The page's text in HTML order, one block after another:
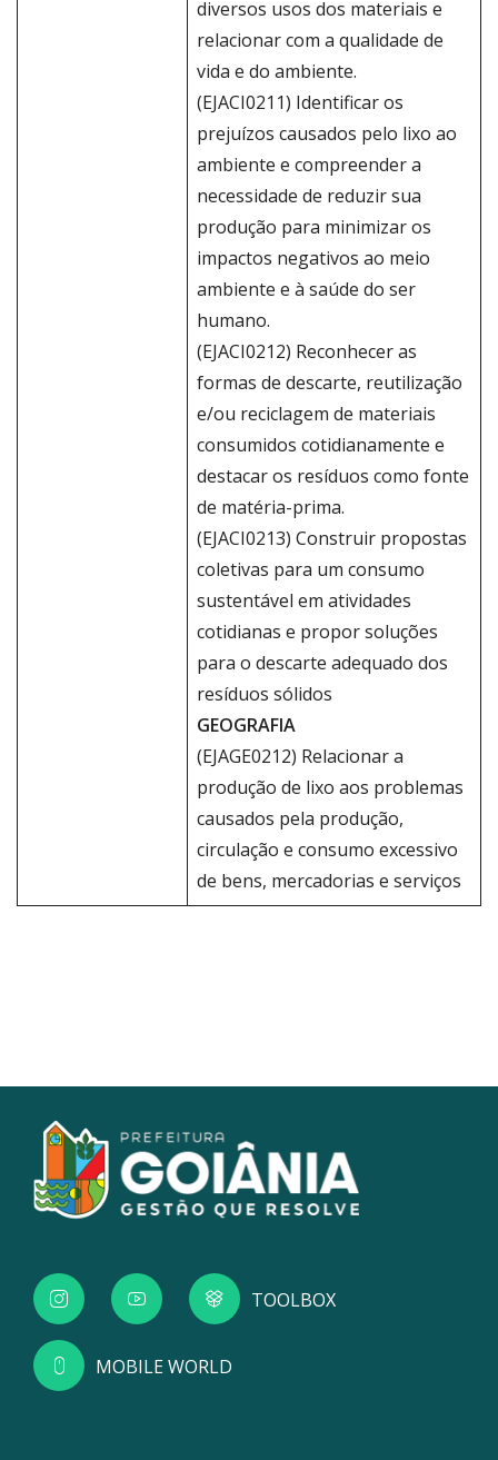
diversos usos dos materiais e
relacionar com a qualidade de
vida e do ambiente.
(EJACI0211) Identificar os
prejuízos causados pelo lixo ao
ambiente e compreender a
necessidade de reduzir sua
produção para minimizar os
impactos negativos ao meio
ambiente e à saúde do ser
humano.
(EJACI0212) Reconhecer as
formas de descarte, reutilização
e/ou reciclagem de materiais
consumidos cotidianamente e
destacar os resíduos como fonte
de matéria-prima.
(EJACI0213) Construir propostas
coletivas para um consumo
sustentável em atividades
cotidianas e propor soluções
para o descarte adequado dos
resíduos sólidos
GEOGRAFIA
(EJAGE0212) Relacionar a
produção de lixo aos problemas
causados pela produção,
circulação e consumo excessivo
de bens, mercadorias e serviços
TOOLBOX
MOBILE WORLD